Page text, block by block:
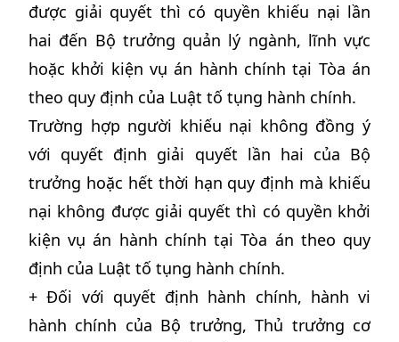
được giải quyết thì có quyền khiếu nại lần
hai đến Bộ trưởng quản lý ngành, lĩnh vực
hoặc khởi kiện vụ án hành chính tại Tòa án
theo quy định của Luật tố tụng hành chính.
Trường hợp người khiếu nại không đồng ý
với quyết định giải quyết lần hai của Bộ
trưởng hoặc hết thời hạn quy định mà khiếu
nại không được giải quyết thì có quyền khởi
kiện vụ án hành chính tại Tòa án theo quy
định của Luật tố tụng hành chính.
+ Đối với quyết định hành chính, hành vi
hành chính của Bộ trưởng, Thủ trưởng cơ